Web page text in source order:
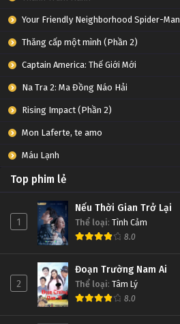
Your Friendly Neighborhood Spider-Man
Thăng cấp một mình (Phần 2)
Captain America: Thế Giới Mới
Na Tra 2: Ma Đồng Náo Hải
Rising Impact (Phần 2)
Mon Laferte, te amo
Máu Lạnh
Top phim lẻ
1
Nếu Thời Gian Trở Lại
Thể loại: Tình Cảm
8.0
2
Đoạn Trường Nam Ai
Thể loại: Tâm Lý
8.0